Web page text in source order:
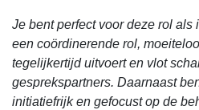
Je bent perfect voor deze rol
een coördinerende rol,
tegelijkertijd uitvoert en vlot
gesprekspartners. Daarnaast
initiatiefrijk en gefocust op de